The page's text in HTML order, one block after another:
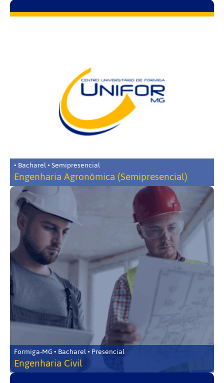
• Bacharel • Semipresencial
Engenharia Agronômica (Semipresencial)
Formiga-MG • Bacharel • Presencial
Engenharia Civil